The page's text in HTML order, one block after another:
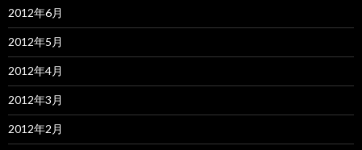
2012年6月
2012年5月
2012年4月
2012年3月
2012年2月